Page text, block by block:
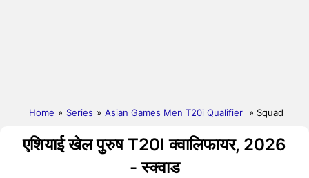
Home » Series » Asian Games Men T20i Qualifier » Squad
एशियाई खेल पुरुष T20I क्वालिफायर, 2026
- स्क्वाड